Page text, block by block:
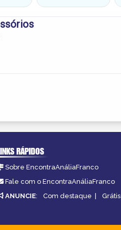
RÁPIDOS
Sobre EncontraAnáliaFranco
Fale com o EncontraAnáliaFranco
ANUNCIE: Com destaque | Grátis